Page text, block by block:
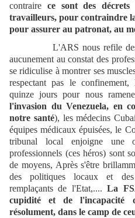
contraire ce sont des
travailleurs, pour contraindre
pour assurer au patronat, au
L'ARS nous refile des
aucunement au constat des
se ridiculise à montrer ses
respectant pas le
quinze jours pour nous
l'invasion du Venezuela, en
notre santé), les médecins
équipes médicaux épuisées, le
tribunal local enjoigne une
professionnels (ces héros) sont
de moyens, Après s'être
des politiques locaux et
remplaçants de l'Etat,....La
cupidité et de l'incapacité
résolument, dans le camp de